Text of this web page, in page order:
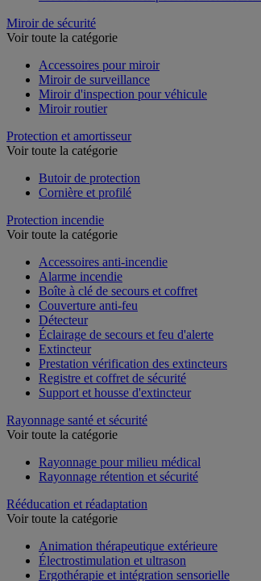
Miroir de sécurité
Voir toute la catégorie
Accessoires pour miroir
Miroir de surveillance
Miroir d'inspection pour véhicule
Miroir routier
Protection et amortisseur
Voir toute la catégorie
Butoir de protection
Cornière et profilé
Protection incendie
Voir toute la catégorie
Accessoires anti-incendie
Alarme incendie
Boîte à clé de secours et coffret
Couverture anti-feu
Détecteur
Éclairage de secours et feu d'alerte
Extincteur
Prestation vérification des extincteurs
Registre et coffret de sécurité
Support et housse d'extincteur
Rayonnage santé et sécurité
Voir toute la catégorie
Rayonnage pour milieu médical
Rayonnage rétention et sécurité
Rééducation et réadaptation
Voir toute la catégorie
Animation thérapeutique extérieure
Électrostimulation et ultrason
Ergothérapie et intégration sensorielle